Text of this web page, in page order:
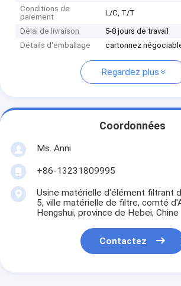
Conditions de
paiement
L/C, T/T
Délai de livraison
5-8 jours de travail
Détails d'emballage
cartonnez
Regardez plus
Coordonnées
Ms. Anni
+86-13231809995
Usine matérielle d'élément filtrant
5, ville matérielle de filtre, comté
Hengshui, province de Hebei, Chine
Contactez